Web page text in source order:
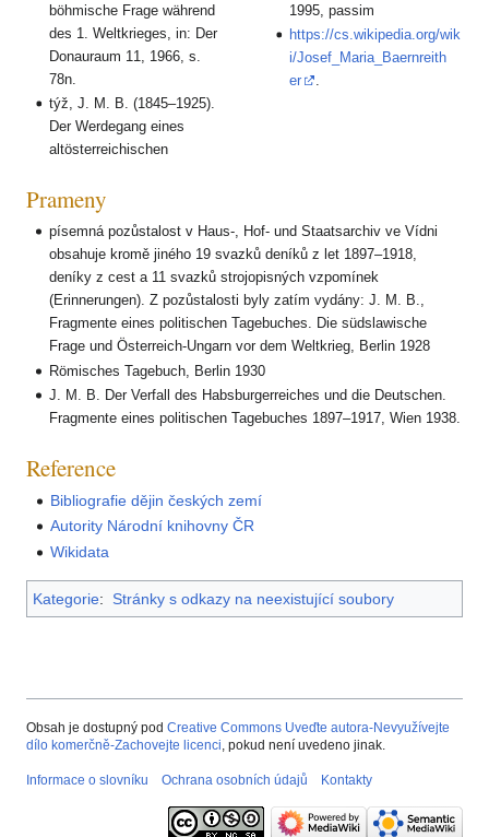
böhmische Frage während
des 1. Weltkrieges, in: Der
Donauraum 11, 1966, s.
78n.
týž, J. M. B. (1845–1925).
Der Werdegang eines
altösterreichischen
1995, passim
https://cs.wikipedia.org/wik
i/Josef_Maria_Baernreith
er
Prameny
písemná pozůstalost v Haus-, Hof- und Staatsarchiv ve Vídni
obsahuje kromě jiného 19 svazků deníků z let 1897–1918,
deníky z cest a 11 svazků strojopisných vzpomínek
(Erinnerungen). Z pozůstalosti byly zatím vydány: J. M. B.,
Fragmente eines politischen Tagebuches. Die südslawische
Frage und Österreich-Ungarn vor dem Weltkrieg, Berlin 1928
Römisches Tagebuch, Berlin 1930
J. M. B. Der Verfall des Habsburgerreiches und die Deutschen.
Fragmente eines politischen Tagebuches 1897–1917, Wien 1938.
Reference
Bibliografie dějin českých zemí
Autority Národní knihovny ČR
Wikidata
Kategorie: Stránky s odkazy na neexistující soubory
Obsah je dostupný pod Creative Commons Uveďte autora-Nevyužívejte
dílo komerčně-Zachovejte licenci, pokud není uvedeno jinak.
Informace o slovníku Ochrana osobních údajů Kontakty